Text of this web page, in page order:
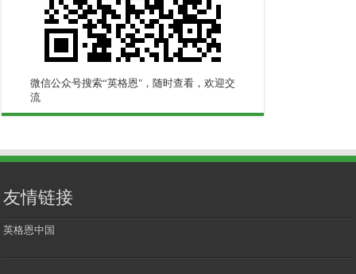
微信公众号搜索“英格恩"，随时查看，欢迎交
流
友情链接
英格恩中国